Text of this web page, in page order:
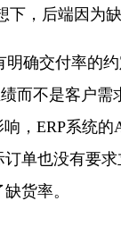
，后端因为
确交付率的
不是客户需
，ERP系统
单也没有要
货率。